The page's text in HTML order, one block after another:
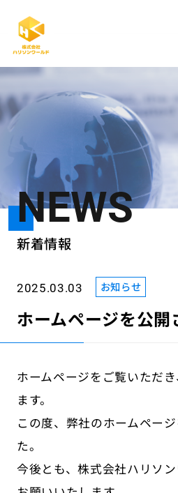
NEWS
新着情報
2025.03.03 お知らせ
ホームページを公開
ホームページをご覧いただ
ます。
この度、弊社のホームペー
た。
今後とも、株式会社ハリソ